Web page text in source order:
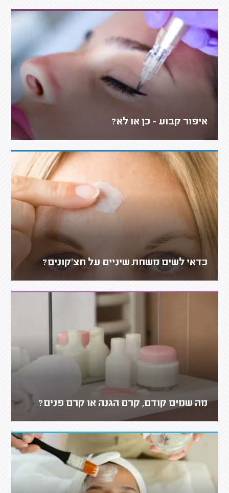
איפור קבוע - כן או לא?
כדאי לשים משחת שיניים על חצ'קונים?
מה שמים קודם, קרם הגנה או קרם פנים?